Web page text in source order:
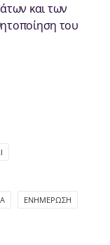
και των
του
ΕΝΗΜΈΡΩΣΗ